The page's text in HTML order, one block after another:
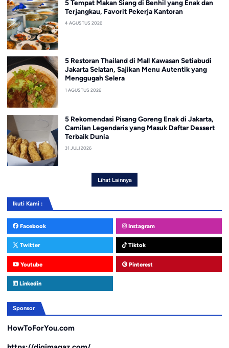
5 Tempat Makan Siang di Benhil yang Enak dan
Terjangkau, Favorit Pekerja Kantoran
4 AGUSTUS 2026
5 Restoran Thailand di Mall Kawasan Setiabudi
Jakarta Selatan, Sajikan Menu Autentik yang
Menggugah Selera
1 AGUSTUS 2026
5 Rekomendasi Pisang Goreng Enak di Jakarta,
Camilan Legendaris yang Masuk Daftar Dessert
Terbaik Dunia
31 JULI 2026
Lihat Lainnya
Ikuti Kami :
Facebook Instagram
Twitter Tiktok
Youtube Pinterest
Linkedin
Sponsor
HowToForYou.com